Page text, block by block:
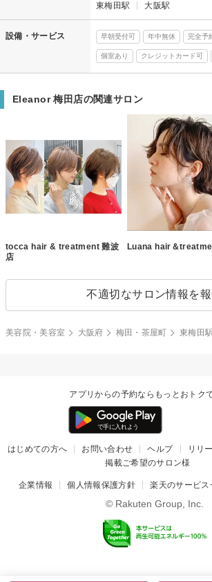
東梅田駅
大阪駅
設備・サービス 早朝受付可 年中無休 完全予
個室あり クレジットカード可
Eleanor 梅田店の関連サロン
tocca hair & treatment 難波
店
Luana hair＆
不適切なサロン情報を
美容院・美容室 大阪府 梅田・茶屋町 東梅田駅
アプリからの予約ならもっとおトク
はじめての方へ お問い合わせ ヘルプ リリ
掲載ご希望のサロン様
企業情報 個人情報保護方針 楽天のサービス
© Rakuten Group, Inc.